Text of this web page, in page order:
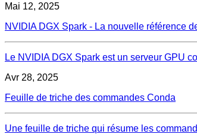
Mai 12, 2025
NVIDIA DGX Spark - La nouvelle référence
Le NVIDIA DGX Spark est un serveur GPU
Avr 28, 2025
Feuille de triche des commandes Conda
Une feuille de triche qui résume les